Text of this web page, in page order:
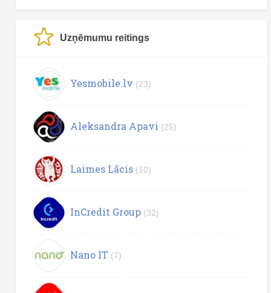
Uzņēmumu reitings
Yesmobile.lv (23)
Aleksandra Apavi (25)
Laimes Lācis (10)
InCredit Group (32)
Nano IT (7)